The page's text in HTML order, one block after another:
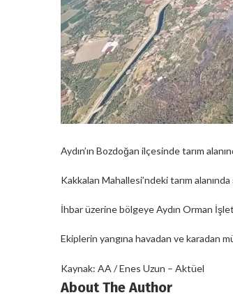
Aydın’ın Bozdoğan ilçesinde tarım
Kakkalan Mahallesi’ndeki tarım
İhbar üzerine bölgeye Aydın Orman
Ekiplerin yangına havadan ve karadan
Kaynak: AA / Enes Uzun – Aktüel
About The Author